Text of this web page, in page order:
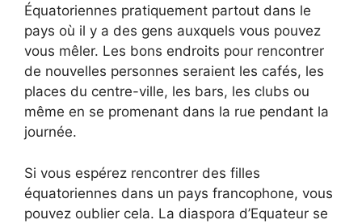
Équatoriennes pratiquement partout dans le
pays où il y a des gens auxquels vous pouvez
vous mêler. Les bons endroits pour rencontrer
de nouvelles personnes seraient les cafés, les
places du centre-ville, les bars, les clubs ou
même en se promenant dans la rue pendant la
journée.
Si vous espérez rencontrer des filles
équatoriennes dans un pays francophone, vous
pouvez oublier cela. La diaspora d’Equateur se